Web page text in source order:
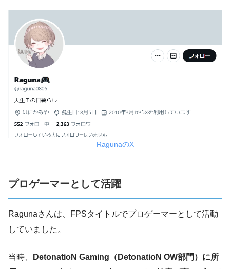
RagunaのX
プロゲーマーとして活躍
Ragunaさんは、FPSタイトルでプロゲーマーとして活動
していました。
当時、
DetonatioN Gaming（DetonatioN OW部門）に所